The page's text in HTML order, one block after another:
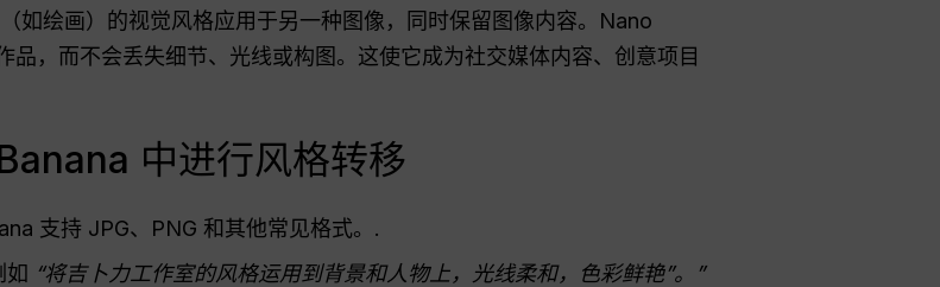
如绘画）的视觉风格应用于另一种图像，同时保留图像内容。Nano
品，而不会丢失细节、光线或构图。这使它成为社交媒体内容、创意项目
中进行风格转移
支持 JPG、PNG 和其他常见格式。.
如 “将吉卜力工作室的风格运用到背景和人物上，光线柔和，色彩鲜艳”。”